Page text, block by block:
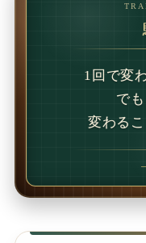
1回で変
で
変わる